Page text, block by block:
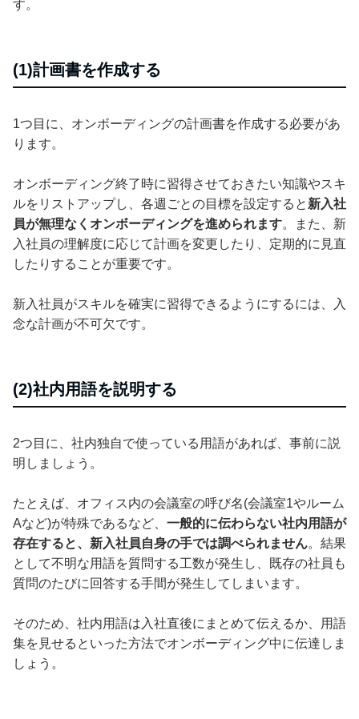
す。
(1)計画書を作成する
1つ目に、オンボーディングの計画書を作成する必要があ
ります。
オンボーディング終了時に習得させておきたい知識やスキ
ルをリストアップし、各週ごとの目標を設定すると 新入社
員が無理なくオンボーディングを進められます。また、新
入社員の理解度に応じて計画を変更したり、定期的に見直
したりすることが重要です。
新入社員がスキルを確実に習得できるようにするには、入
念な計画が不可欠です。
(2)社内用語を説明する
2つ目に、社内独自で使っている用語があれば、事前に説
明しましょう。
たとえば、オフィス内の会議室の呼び名(会議室1やルーム
Aなど)が特殊であるなど、 一般的に伝わらない社内用語が
存在すると、新入社員自身の手では調べられません。結果
として不明な用語を質問する工数が発生し、既存の社員も
質問のたびに回答する手間が発生してしまいます。
そのため、社内用語は入社直後にまとめて伝えるか、用語
集を見せるといった方法でオンボーディング中に伝達しま
しょう。